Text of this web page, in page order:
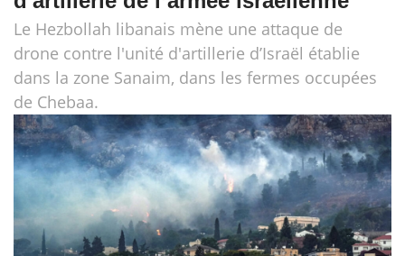
Le Hezbollah libanais mène une attaque de
drone contre l'unité d'artillerie d’Israël établie
dans la zone Sanaim, dans les fermes occupées
de Chebaa.